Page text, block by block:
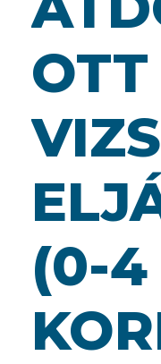
OTT
(0-4